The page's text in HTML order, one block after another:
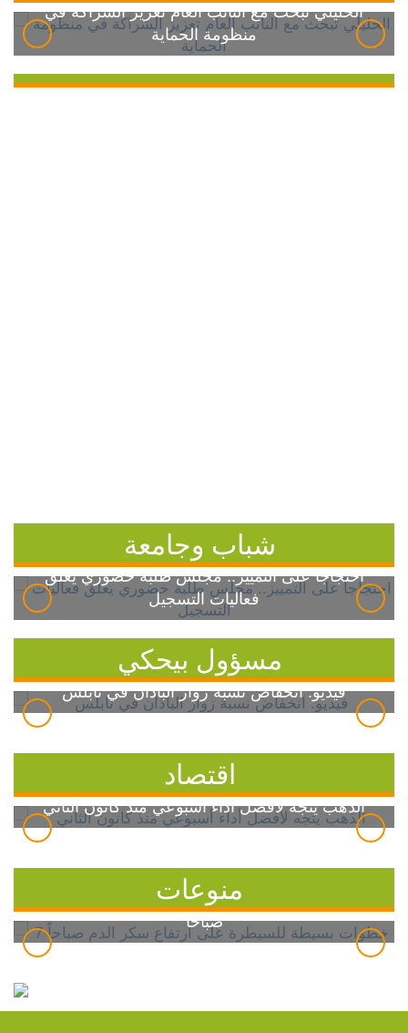
الخليلي تبحث مع النائب العام تعزيز الشراكة في
منظومة الحماية
شباب وجامعة
احتجاجاً على التمييز.. مجلس طلبة خضوري يعلق
فعاليات التسجيل
مسؤول بيحكي
فيديو: انخفاض نسبة زوار الباذان في نابلس
اقتصاد
الذهب يتجه لأفضل أداء أسبوعي منذ كانون الثاني
منوعات
7 خطوات بسيطة للسيطرة على ارتفاع سكر الدم
صباحاً